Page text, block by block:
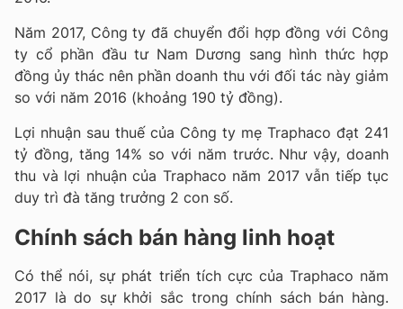
Năm 2017, Công ty đã chuyển đổi hợp đồng với Công
ty cổ phần đầu tư Nam Dương sang hình thức hợp
đồng ủy thác nên phần doanh thu với đối tác này giảm
so với năm 2016 (khoảng 190 tỷ đồng).
Lợi nhuận sau thuế của Công ty mẹ Traphaco đạt 241
tỷ đồng, tăng 14% so với năm trước. Như vậy, doanh
thu và lợi nhuận của Traphaco năm 2017 vẫn tiếp tục
duy trì đà tăng trưởng 2 con số.
Chính sách bán hàng linh hoạt
Có thể nói, sự phát triển tích cực của Traphaco năm
2017 là do sự khởi sắc trong chính sách bán hàng.